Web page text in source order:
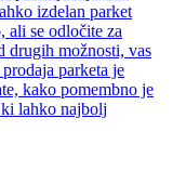
izdelan parket
ali se odločite za
drugih možnosti, vas
parketa je
kako pomembno je
lahko najbolj